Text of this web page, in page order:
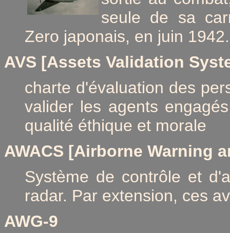
seule de sa
Zero japonais, en juin
AVS [Assets Validation
charte d'évaluation des
valider les agents
qualité éthique et morale
AWACS [Airborne Warning
Système de contrôle et
radar. Par extension, ces
AWG-9